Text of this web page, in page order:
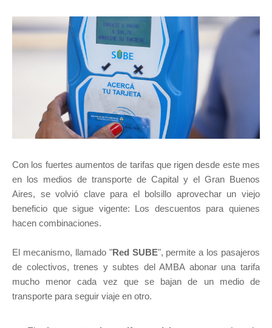
Con los fuertes aumentos de tarifas que rigen desde este mes
en los medios de transporte de Capital y el Gran Buenos
Aires, se volvió clave para el bolsillo aprovechar un viejo
beneficio que sigue vigente: Los descuentos para quienes
hacen combinaciones.
El mecanismo, llamado "Red SUBE", permite a los pasajeros
de colectivos, trenes y subtes del AMBA abonar una tarifa
mucho menor cada vez que se bajan de un medio de
transporte para seguir viaje en otro.